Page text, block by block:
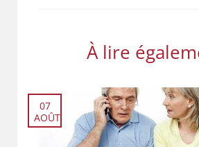
À lire
07
AOÛT